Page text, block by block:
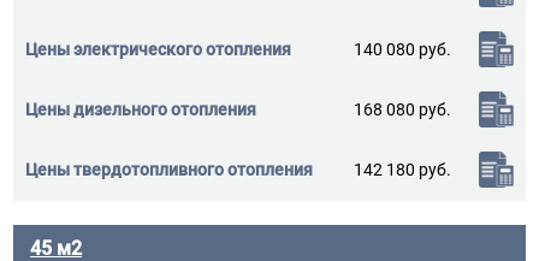
140 080 руб.
168 080 руб.
142 180 руб.
45 м2